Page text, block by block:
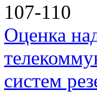
107-110
Оценка
систем